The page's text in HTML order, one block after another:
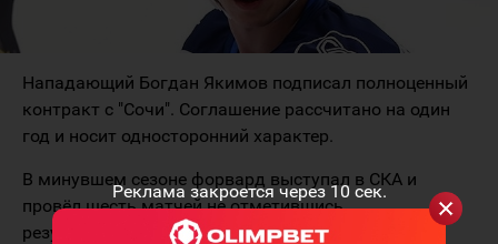
Реклама закроется через10 сек.
Нападающий Богдан Якимов подписал полноценный
контракт с "Сочи". Соглашение рассчитано на один
год и носит односторонний характер.
В минувшем сезоне форвард выступал в СКА и
провёл шесть матчей не отметившись
результативными действиями. В КХЛ выступал за